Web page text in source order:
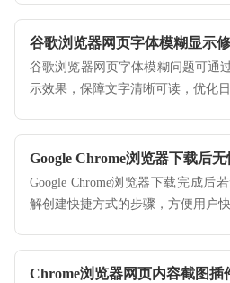
谷歌浏览器网页字体模糊显示
谷歌浏览器网页字体模糊问题可通
示效果，保障文字清晰可读，优化日
Google Chrome浏览器下载后
Google Chrome浏览器下载完成后
解创建快捷方式的步骤，方便用户
Chrome浏览器网页内容截图插